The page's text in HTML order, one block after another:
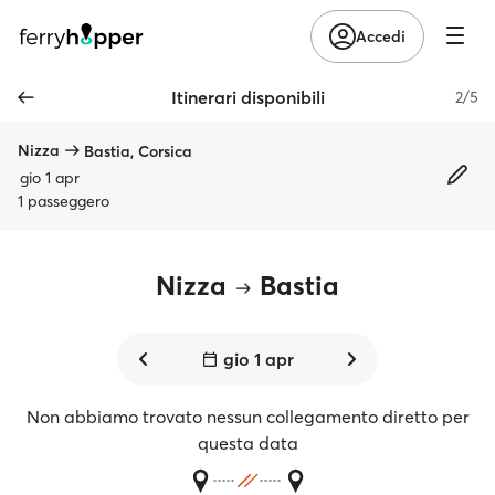
Accedi
Itinerari disponibili 2/5
Nizza
Bastia, Corsica
gio 1 apr
1 passeggero
Nizza Bastia
gio 1 apr
Non abbiamo trovato nessun collegamento diretto per
questa data